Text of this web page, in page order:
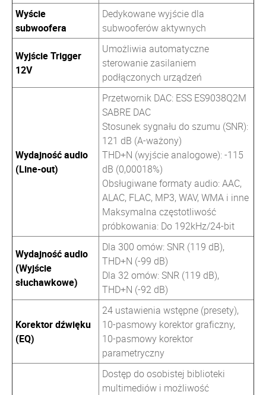
Wyście
subwoofera
Dedykowane wyjście dla
subwooferów aktywnych
Wyjście Trigger
12V
Umożliwia automatyczne
sterowanie zasilaniem
podłączonych urządzeń
Wydajność audio
(Line-out)
Przetwornik DAC: ESS ES9038Q2M
SABRE DAC
Stosunek sygnału do szumu (SNR):
121 dB (A-ważony)
THD+N (wyjście analogowe): -115
dB (0,00018%)
Obsługiwane formaty audio: AAC,
ALAC, FLAC, MP3, WAV, WMA i inne
Maksymalna częstotliwość
próbkowania: Do 192kHz/24-bit
Wydajność audio
(Wyjście
słuchawkowe)
Dla 300 omów: SNR (119 dB),
THD+N (-99 dB)
Dla 32 omów: SNR (119 dB),
THD+N (-92 dB)
Korektor dźwięku
(EQ)
24 ustawienia wstępne (presety),
10-pasmowy korektor graficzny,
10-pasmowy korektor
parametryczny
Dostęp do osobistej biblioteki
multimediów i możliwość